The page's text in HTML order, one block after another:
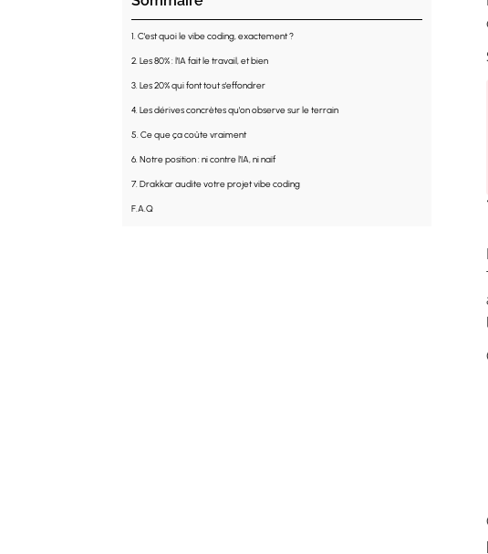
1. C'est quoi le vibe coding, exactement ?
2. Les 80% : l'IA fait le travail, et bien
3. Les 20% qui font tout s'effondrer
4. Les dérives concrètes qu'on observe sur le terrain
5. Ce que ça coûte vraiment
6. Notre position : ni contre l'IA, ni naïf
7. Drakkar audite votre projet vibe coding
F.A.Q